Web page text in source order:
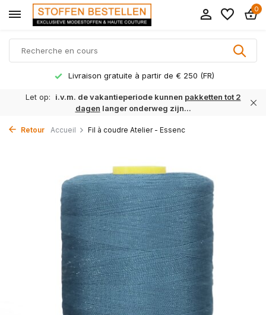
0
Livraison gratuite à partir de € 250 (FR)
Let op: i.v.m. de vakantieperiode kunnen pakketten tot 2
dagen langer onderweg zijn...
Retour Accueil Fil à coudre Atelier - Essenc